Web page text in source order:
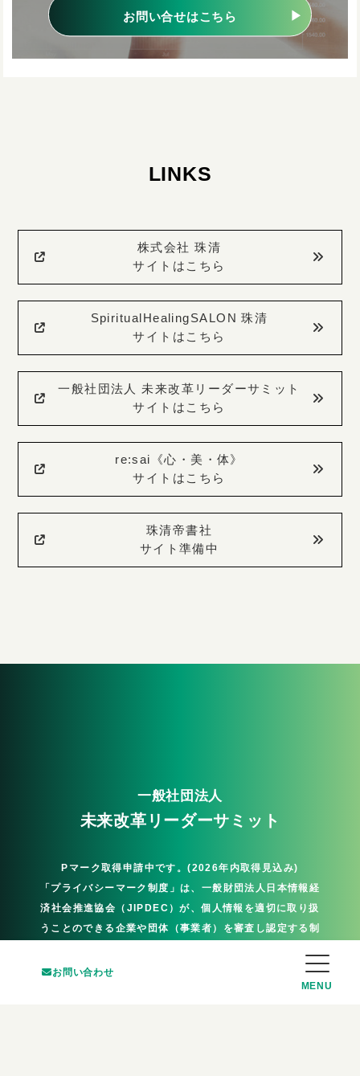
お問い合わせ
お問い合せはこちら
LINKS
株式会社 珠清
サイトはこちら
SpiritualHealingSALON 珠清
サイトはこちら
一般社団法人 未来改革リーダーサミット
サイトはこちら
re:sai《心・美・体》
サイトはこちら
珠清帝書社
サイト準備中
一般社団法人
未来改革リーダーサミット
Pマーク取得申請中です。(2026年内取得見込み)
「プライバシーマーク制度」は、一般財団法人日本情報経
済社会推進協会（JIPDEC）が、個人情報を適切に取り扱
うことのできる企業や団体（事業者）を審査し認定する制
マークを付与された事業者は、個人情報の取り扱いについ
て適切に安全管理・保護措置をしていると認められた事業